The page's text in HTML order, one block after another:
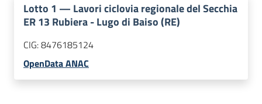
Lotto 1 — Lavori ciclovia regionale del Secchia
ER 13 Rubiera - Lugo di Baiso (RE)
CIG:8476185124
OpenData ANAC